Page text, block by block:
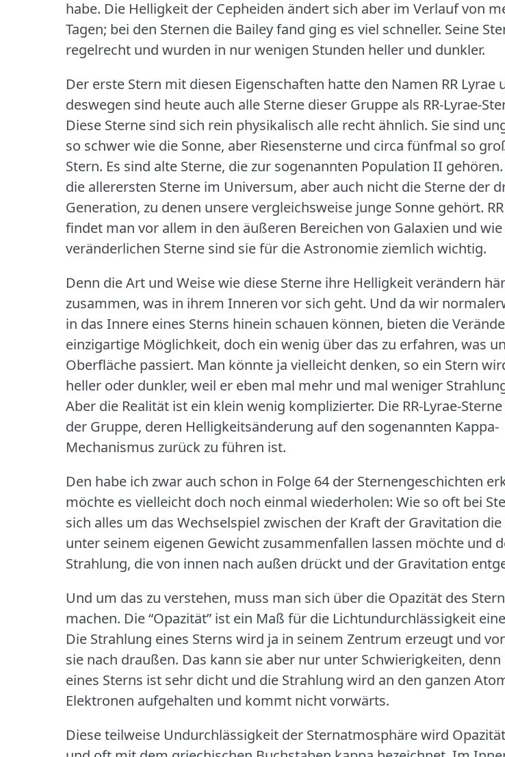
habe. Die Helligkeit der Cepheiden ändert sich aber im Verlauf von
Tagen; bei den Sternen die Bailey fand ging es viel schneller. Seine
regelrecht und wurden in nur wenigen Stunden heller und dunkler.
Der erste Stern mit diesen Eigenschaften hatte den Namen RR Lyrae
deswegen sind heute auch alle Sterne dieser Gruppe als RR-Lyrae-
Diese Sterne sind sich rein physikalisch alle recht ähnlich. Sie sind
so schwer wie die Sonne, aber Riesensterne und circa fünfmal so
Stern. Es sind alte Sterne, die zur sogenannten Population II gehören.
die allerersten Sterne im Universum, aber auch nicht die Sterne der
Generation, zu denen unsere vergleichsweise junge Sonne gehört.
findet man vor allem in den äußeren Bereichen von Galaxien und
veränderlichen Sterne sind sie für die Astronomie ziemlich wichtig.
Denn die Art und Weise wie diese Sterne ihre Helligkeit verändern
zusammen, was in ihrem Inneren vor sich geht. Und da wir
in das Innere eines Sterns hinein schauen können, bieten die
einzigartige Möglichkeit, doch ein wenig über das zu erfahren, was
Oberfläche passiert. Man könnte ja vielleicht denken, so ein Stern
heller oder dunkler, weil er eben mal mehr und mal weniger
Aber die Realität ist ein klein wenig komplizierter. Die RR-Lyrae-
der Gruppe, deren Helligkeitsänderung auf den sogenannten Kappa-
Mechanismus zurück zu führen ist.
Den habe ich zwar auch schon in Folge 64 der Sternengeschichten
möchte es vielleicht doch noch einmal wiederholen: Wie so oft bei
sich alles um das Wechselspiel zwischen der Kraft der Gravitation die
unter seinem eigenen Gewicht zusammenfallen lassen möchte und
Strahlung, die von innen nach außen drückt und der Gravitation
Und um das zu verstehen, muss man sich über die Opazität des
machen. Die “Opazität” ist ein Maß für die Lichtundurchlässigkeit
Die Strahlung eines Sterns wird ja in seinem Zentrum erzeugt und
sie nach draußen. Das kann sie aber nur unter Schwierigkeiten,
eines Sterns ist sehr dicht und die Strahlung wird an den ganzen
Elektronen aufgehalten und kommt nicht vorwärts.
Diese teilweise Undurchlässigkeit der Sternatmosphäre wird